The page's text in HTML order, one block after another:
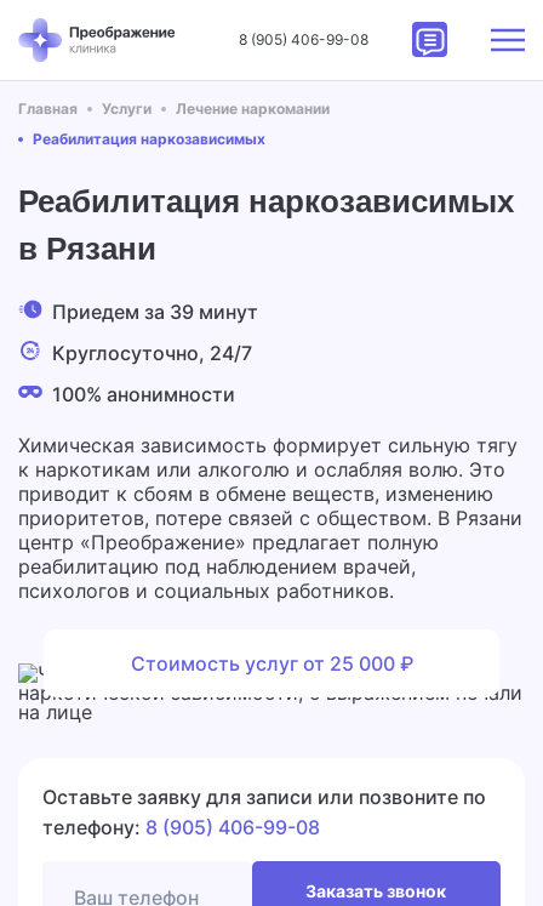
8 (905) 406-99-08
Главная Услуги
Лечение наркомании
Реабилитация наркозависимых
Реабилитация наркозависимых
в Рязани
Приедем за 39 минут
Круглосуточно, 24/7
100% анонимности
Химическая зависимость формирует сильную тягу
к наркотикам или алкоголю и ослабляя волю. Это
приводит к сбоям в обмене веществ, изменению
приоритетов, потере связей с обществом. В Рязани
центр «Преображение» предлагает полную
реабилитацию под наблюдением врачей,
психологов и социальных работников.
Оставьте заявку для записи или позвоните по
телефону: 8 (905) 406-99-08
Заказать звонок
Стоимость услуг от 25 000 ₽